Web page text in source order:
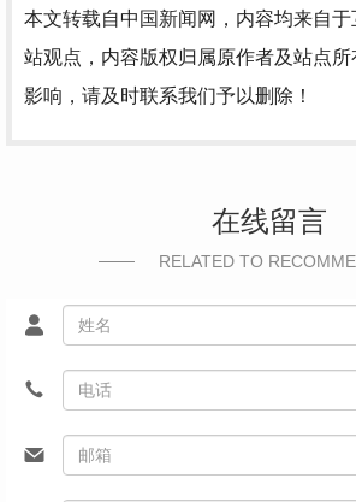
本文转载自中国新闻网，内容均来自
站观点，内容版权归属原作者及站点
影响，请及时联系我们予以删除！
在线留言
RELATED TO